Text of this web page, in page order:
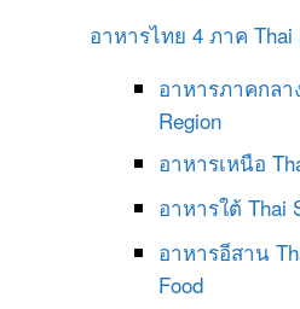
อาหารไทย 4 ภาค Thai
อาหารภาคกลา
Region
อาหารเหนือ
อาหารใต้ Thai
อาหารอีสาน
Food